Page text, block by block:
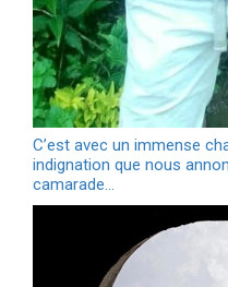
C’est avec un immense
indignation que nous
camarade…